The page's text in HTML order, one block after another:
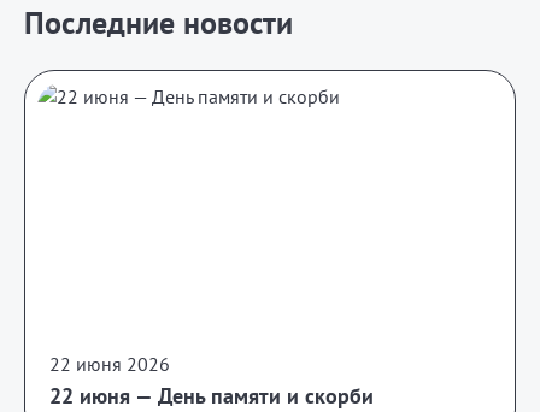
Последние новости
22 июня 2026
22 июня — День памяти и скорби